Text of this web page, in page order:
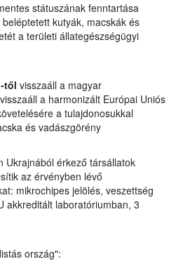
státuszának fenntartása
kutyák, macskák és
a területi állategészségügyi
től visszaáll a magyar
a harmonizált Európai Uniós
a tulajdonosukkal
és vadászgörény
Ukrajnából érkező társállatok
az érvényben lévő
mikrochipes jelölés, veszettség
akkreditált laboratóriumban, 3
ország":